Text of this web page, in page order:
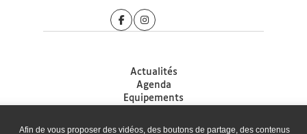
Afin de vous proposer des vidéos, des boutons de partage, des contenus
Actualités
Agenda
Equipements
Associations